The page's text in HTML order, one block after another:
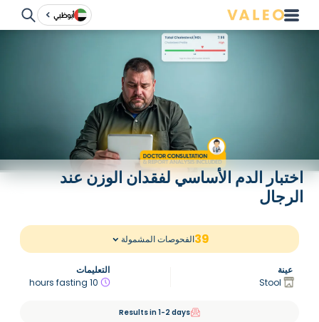
أبوظبي
اختبار الدم الأساسي لفقدان الوزن عند
الرجال
39الفحوصات المشمولة
عينة
Stool
التعليمات
10 hours fasting
Results in 1-2 days